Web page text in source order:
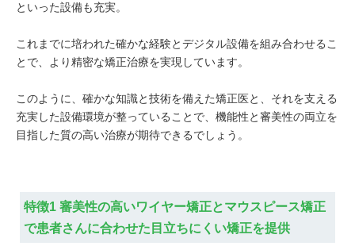
といった設備も充実。
これまでに培われた確かな経験とデジタル設備を組み合わせるこ
とで、より精密な矯正治療を実現しています。
このように、確かな知識と技術を備えた矯正医と、それを支える
充実した設備環境が整っていることで、機能性と審美性の両立を
目指した質の高い治療が期待できるでしょう。
特徴1 審美性の高いワイヤー矯正とマウスピース矯正
で患者さんに合わせた目立ちにくい矯正を提供